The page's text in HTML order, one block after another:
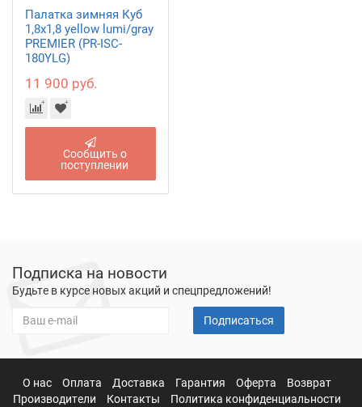
Палатка зимняя Куб
1,8х1,8 yellow lumi/gray
PREMIER (PR-ISC-
180YLG)
11 900 руб.
Сообщить о
поступлении
Подписка на новости
Будьте в курсе новых акций и спецпредложений!
Подписаться
О нас Оплата Доставка Гарантия Оферта
Возврат
Производители
Контакты Политика конфиденциальности